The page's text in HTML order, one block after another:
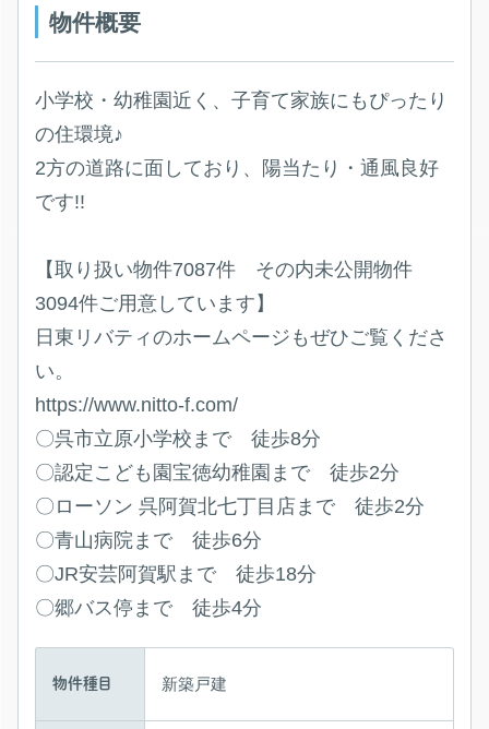
物件概要
小学校・幼稚園近く、子育て家族にもぴったり
の住環境♪
2方の道路に面しており、陽当たり・通風良好
です!!
【取り扱い物件7087件 その内未公開物件
3094件ご用意しています】
日東リバティのホームページもぜひご覧くださ
い。
https://www.nitto-f.com/
〇呉市立原小学校まで 徒歩8分
〇認定こども園宝徳幼稚園まで 徒歩2分
〇ローソン 呉阿賀北七丁目店まで 徒歩2分
〇青山病院まで 徒歩6分
〇JR安芸阿賀駅まで 徒歩18分
〇郷バス停まで 徒歩4分
物件種目 新築戸建